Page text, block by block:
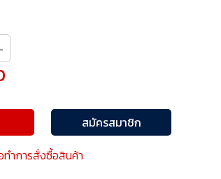
สมัครสมาชิก
ทำการสั่งซื้อสินค้า